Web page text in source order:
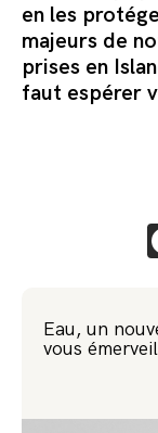
en les
majeurs de
prises en
faut espérer
Eau, un
vous